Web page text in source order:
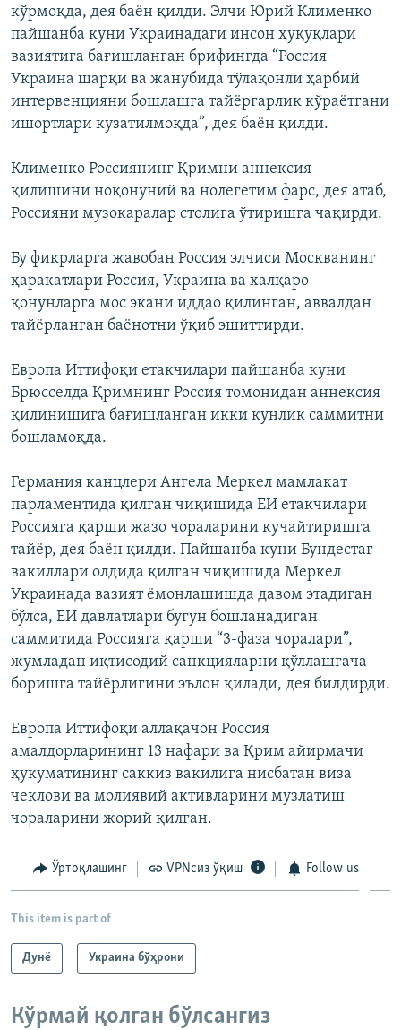
кўрмоқда, дея баён қилди. Элчи Юрий Клименко
пайшанба куни Украинадаги инсон ҳуқуқлари
вазиятига бағишланган брифингда “Россия
Украина шарқи ва жанубида тўлақонли ҳарбий
интервенцияни бошлашга тайёргарлик кўраётгани
ишортлари кузатилмоқда”, дея баён қилди.
Клименко Россиянинг Қримни аннексия
қилишини ноқонуний ва нолегетим фарс, дея атаб,
Россияни музокаралар столига ўтиришга чақирди.
Бу фикрларга жавобан Россия элчиси Москванинг
ҳаракатлари Россия, Украина ва халқаро
қонунларга мос экани иддао қилинган, аввалдан
тайёрланган баёнотни ўқиб эшиттирди.
Европа Иттифоқи етакчилари пайшанба куни
Брюсселда Қримнинг Россия томонидан аннексия
қилинишига бағишланган икки кунлик саммитни
бошламоқда.
Германия канцлери Ангела Меркел мамлакат
парламентида қилган чиқишида ЕИ етакчилари
Россияга қарши жазо чораларини кучайтиришга
тайёр, дея баён қилди. Пайшанба куни Бундестаг
вакиллари олдида қилган чиқишида Меркел
Украинада вазият ёмонлашишда давом этадиган
бўлса, ЕИ давлатлари бугун бошланадиган
саммитида Россияга қарши “3-фаза чоралари”,
жумладан иқтисодий санкцияларни қўллашгача
боришга тайёрлигини эълон қилади, дея билдирди.
Европа Иттифоқи аллақачон Россия
амалдорларининг 13 нафари ва Қрим айирмачи
ҳукуматининг саккиз вакилига нисбатан виза
чеклови ва молиявий активларини музлатиш
чораларини жорий қилган.
Ўртоқлашинг VPNсиз ўқиш Follow us
This item is part of
Дунë Украина бўҳрони
Кўрмай қолган бўлсангиз